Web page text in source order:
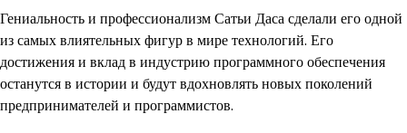
Гениальность и профессионализм Сатьи Даса сделали его одной
из самых влиятельных фигур в мире технологий. Его
достижения и вклад в индустрию программного обеспечения
останутся в истории и будут вдохновлять новых поколений
предпринимателей и программистов.